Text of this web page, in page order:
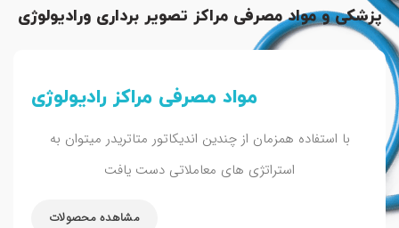
پزشکی و مواد مصرفی مراکز تصویر برداری ورادیولوژی
مواد مصرفی مراکز رادیولوژی
با استفاده همزمان از چندین اندیکاتور متاتریدر میتوان به
استراتژی های معاملاتی دست یافت
مشاهده محصولات